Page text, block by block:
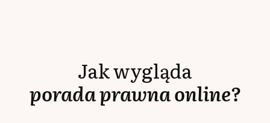
Jak wygląda
porada prawna online?